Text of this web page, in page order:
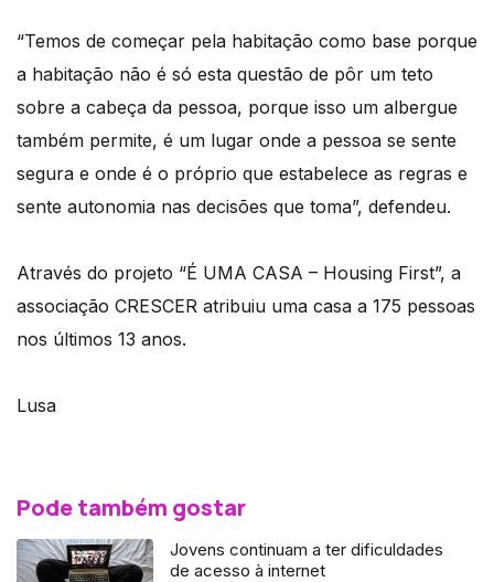
“Temos de começar pela habitação como base porque
a habitação não é só esta questão de pôr um teto
sobre a cabeça da pessoa, porque isso um albergue
também permite, é um lugar onde a pessoa se sente
segura e onde é o próprio que estabelece as regras e
sente autonomia nas decisões que toma”, defendeu.
Através do projeto “É UMA CASA – Housing First”, a
associação CRESCER atribuiu uma casa a 175 pessoas
nos últimos 13 anos.
Lusa
Pode também gostar
Jovens continuam a ter dificuldades
de acesso à internet